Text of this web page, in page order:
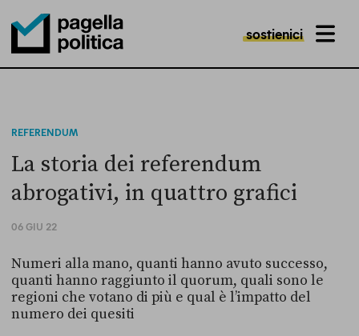
Pagella Politica Logo
sostienici MENU
REFERENDUM
La storia dei referendum
abrogativi, in quattro grafici
06 GIU 22
Numeri alla mano, quanti hanno avuto successo,
quanti hanno raggiunto il quorum, quali sono le
regioni che votano di più e qual è l’impatto del
numero dei quesiti